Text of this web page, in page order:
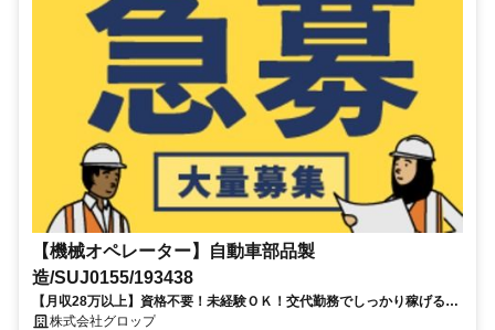
【機械オペレーター】自動車部品製
造/SUJ0155/193438
【月収28万以上】資格不要！未経験ＯＫ！交代勤務でしっかり稼げる！
土日休み◎車通勤OK
株式会社グロップ